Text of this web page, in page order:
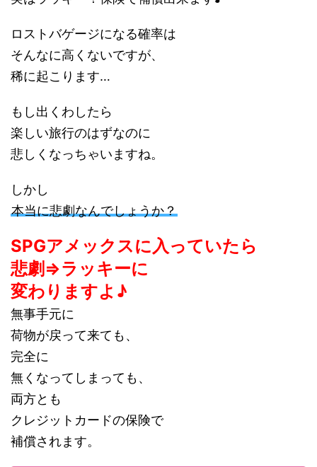
ロストバゲージになる確率は
そんなに高くないですが、
稀に起こります…
もし出くわしたら
楽しい旅行のはずなのに
悲しくなっちゃいますね。
しかし
本当に悲劇なんでしょうか？
SPGアメックスに入っていたら
悲劇⇒ラッキーに
変わりますよ♪
無事手元に
荷物が戻って来ても、
完全に
無くなってしまっても、
両方とも
クレジットカードの保険で
補償されます。